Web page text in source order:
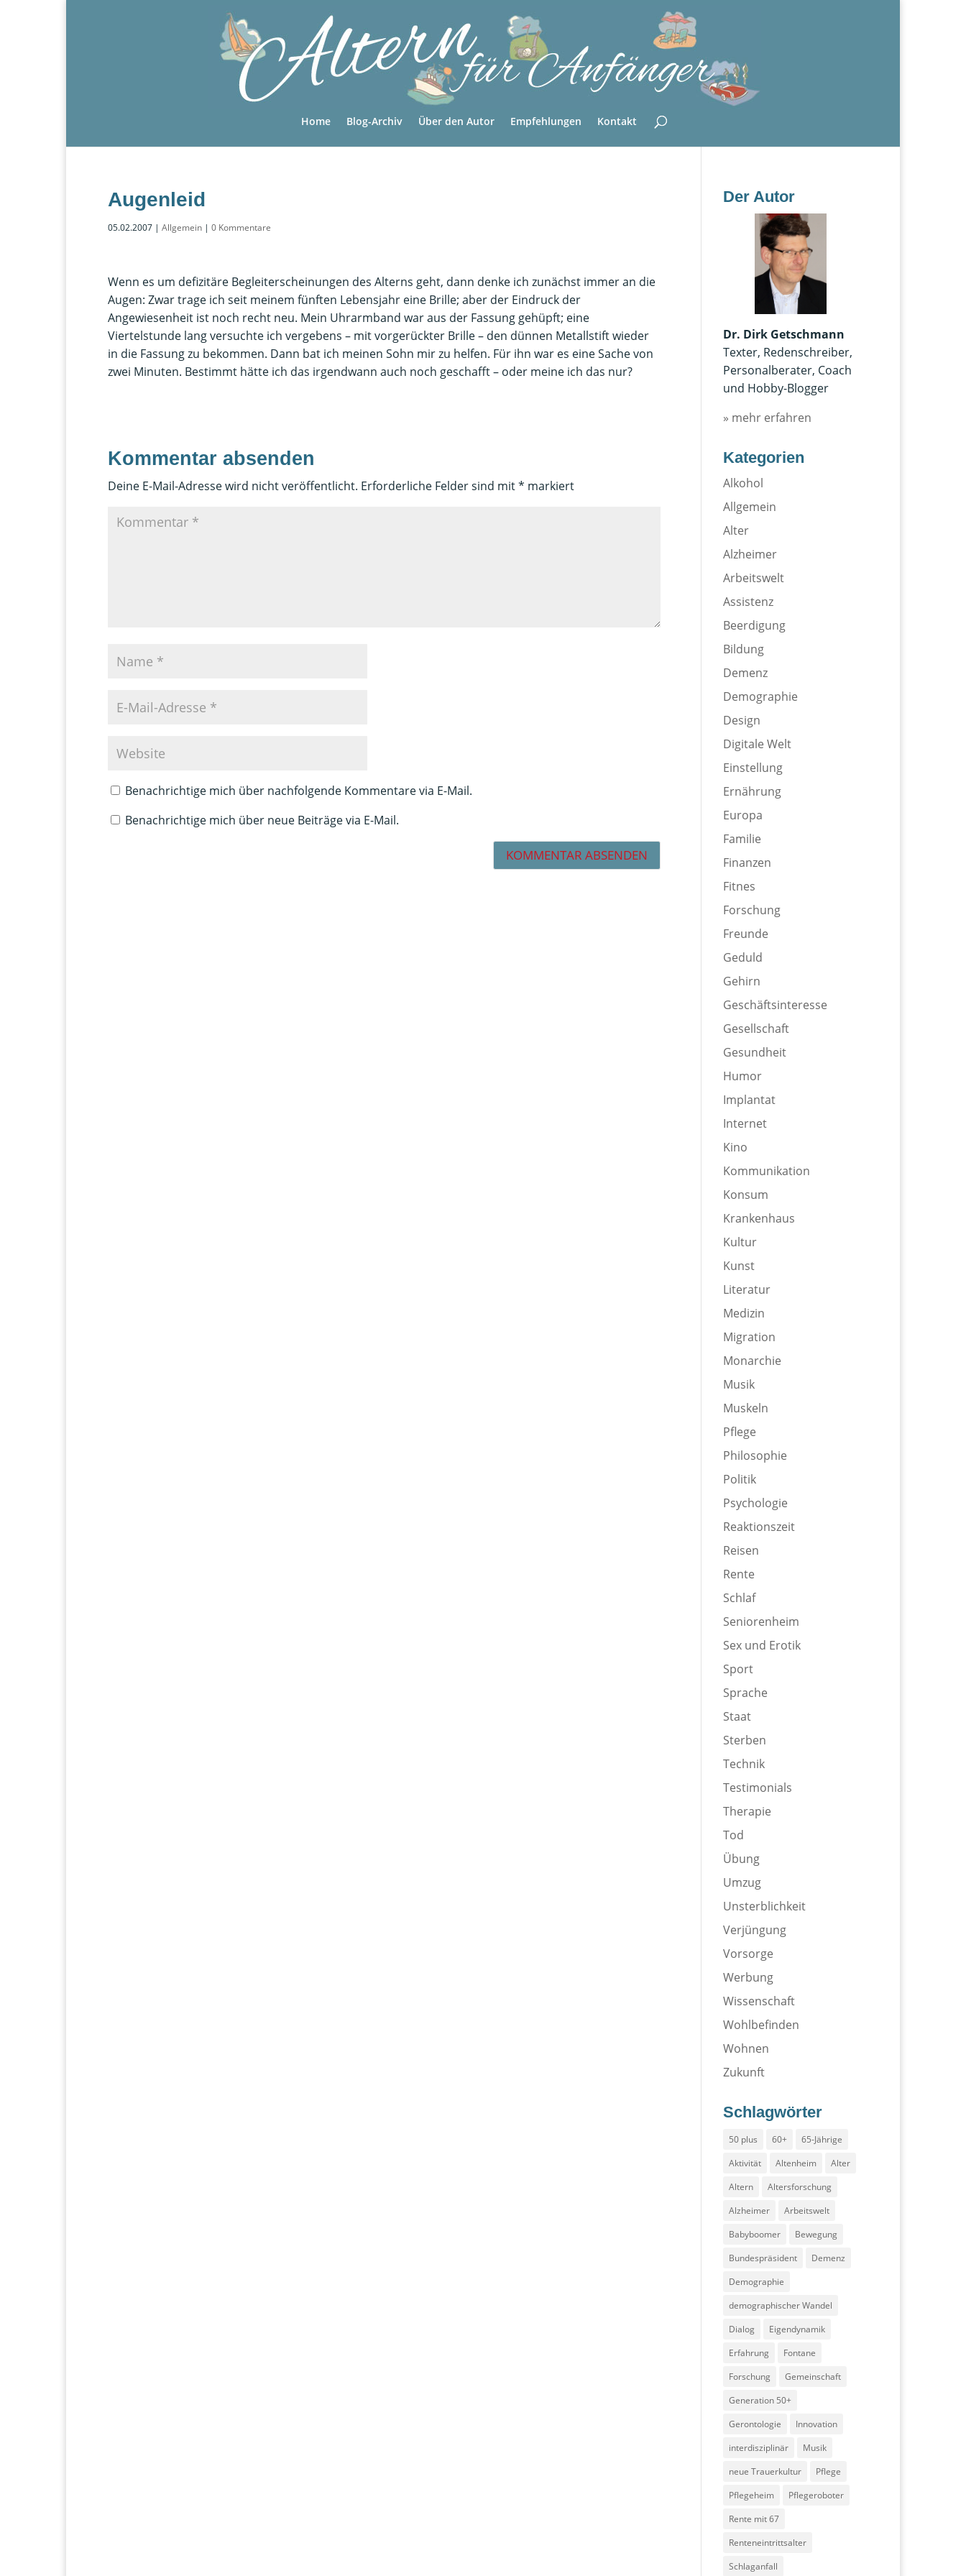
Home Blog-Archiv Über den Autor Empfehlungen Kontakt
Augenleid
05.02.2007 | Allgemein | 0 Kommentare
Wenn es um defizitäre Begleiterscheinungen des Alterns geht, dann denke ich zunächst immer an die
Augen: Zwar trage ich seit meinem fünften Lebensjahr eine Brille; aber der Eindruck der
Angewiesenheit ist noch recht neu. Mein Uhrarmband war aus der Fassung gehüpft; eine
Viertelstunde lang versuchte ich vergebens – mit vorgerückter Brille – den dünnen Metallstift wieder
in die Fassung zu bekommen. Dann bat ich meinen Sohn mir zu helfen. Für ihn war es eine Sache von
zwei Minuten. Bestimmt hätte ich das irgendwann auch noch geschafft – oder meine ich das nur?
Kommentar absenden
Deine E-Mail-Adresse wird nicht veröffentlicht. Erforderliche Felder sind mit* markiert
Benachrichtige mich über nachfolgende Kommentare via E-Mail.
Benachrichtige mich über neue Beiträge via E-Mail.
Der Autor
Dr. Dirk Getschmann
Texter, Redenschreiber,
Personalberater, Coach
und Hobby-Blogger
» mehr erfahren
Kategorien
Alkohol
Allgemein
Alter
Alzheimer
Arbeitswelt
Assistenz
Beerdigung
Bildung
Demenz
Demographie
Design
Digitale Welt
Einstellung
Ernährung
Europa
Familie
Finanzen
Fitnes
Forschung
Freunde
Geduld
Gehirn
Geschäftsinteresse
Gesellschaft
Gesundheit
Humor
Implantat
Internet
Kino
Kommunikation
Konsum
Krankenhaus
Kultur
Kunst
Literatur
Medizin
Migration
Monarchie
Musik
Muskeln
Pflege
Philosophie
Politik
Psychologie
Reaktionszeit
Reisen
Rente
Schlaf
Seniorenheim
Sex und Erotik
Sport
Sprache
Staat
Sterben
Technik
Testimonials
Therapie
Tod
Übung
Umzug
Unsterblichkeit
Verjüngung
Vorsorge
Werbung
Wissenschaft
Wohlbefinden
Wohnen
Zukunft
Schlagwörter
50 plus 60+
65-Jährige
Aktivität
Altenheim
Alter
Altern
Altersforschung
Alzheimer
Arbeitswelt
Babyboomer
Bewegung
Bundespräsident
Demenz
Demographie
demographischer Wandel
Dialog
Eigendynamik
Erfahrung
Fontane
Forschung
Gemeinschaft
Generation 50+
Gerontologie
Innovation
interdisziplinär
Musik
neue Trauerkultur
Pflege
Pflegeheim
Pflegeroboter
Rente mit 67
Renteneintrittsalter
Schlaganfall